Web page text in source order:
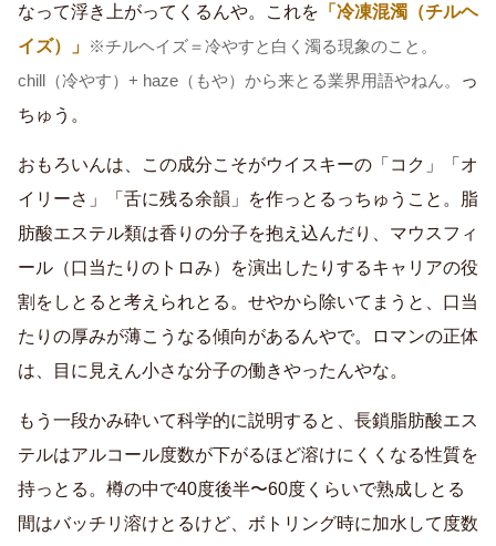
なって浮き上がってくるんや。これを 「冷凍混濁（チルヘ
イズ）」
※チルヘイズ＝冷やすと白く濁る現象のこと。
chill（冷やす）+ haze（もや）から来とる業界用語やねん。
っ
ちゅう。
おもろいんは、この成分こそがウイスキーの「コク」「オ
イリーさ」「舌に残る余韻」を作っとるっちゅうこと。脂
肪酸エステル類は香りの分子を抱え込んだり、マウスフィ
ール（口当たりのトロみ）を演出したりするキャリアの役
割をしとると考えられとる。せやから除いてまうと、口当
たりの厚みが薄こうなる傾向があるんやで。ロマンの正体
は、目に見えん小さな分子の働きやったんやな。
もう一段かみ砕いて科学的に説明すると、長鎖脂肪酸エス
テルはアルコール度数が下がるほど溶けにくくなる性質を
持っとる。樽の中で40度後半〜60度くらいで熟成しとる
間はバッチリ溶けとるけど、ボトリング時に加水して度数